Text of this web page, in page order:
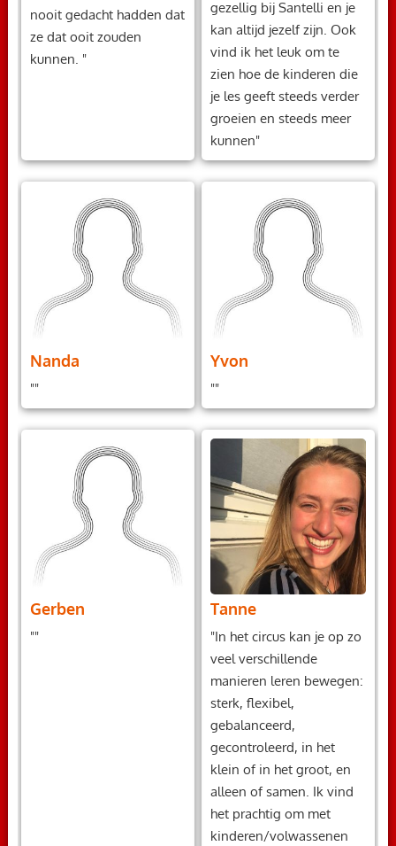
nooit gedacht hadden dat
ze dat ooit zouden
kunnen. "
gezellig bij Santelli en je
kan altijd jezelf zijn. Ook
vind ik het leuk om te
zien hoe de kinderen die
je les geeft steeds verder
groeien en steeds meer
kunnen"
Nanda
""
Yvon
""
Gerben
""
Tanne
"In het circus kan je op zo
veel verschillende
manieren leren bewegen:
sterk, flexibel,
gebalanceerd,
gecontroleerd, in het
klein of in het groot, en
alleen of samen. Ik vind
het prachtig om met
kinderen/volwassenen